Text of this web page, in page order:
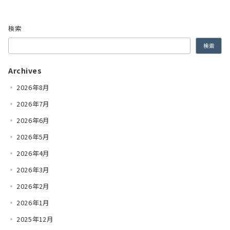
検索
検索
Archives
2026年8月
2026年7月
2026年6月
2026年5月
2026年4月
2026年3月
2026年2月
2026年1月
2025年12月